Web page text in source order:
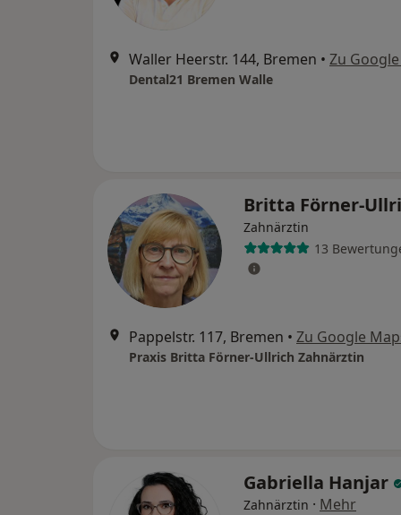
Waller Heerstr. 144, Bremen • Zu
Dental21 Bremen Walle
Britta Förner-
Zahnärztin
13
Pappelstr. 117, Bremen • Zu Google
Praxis Britta Förner-Ullrich Zahnärztin
Gabriella Hanjar
Zahnärztin · Mehr